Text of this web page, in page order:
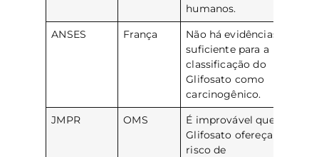
humanos.
ANSES
França
Não há evidências
suficiente para a
classificação do
Glifosato como
carcinogênico.
JMPR
OMS
É improvável que o
Glifosato ofereça
risco de